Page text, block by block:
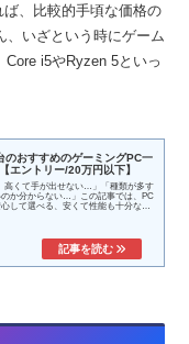
、比較的手頃な価格の
、いざという時にゲーム
i5やRyzen 5といっ
のおすすめのゲーミングPC一
エントリー/20万円以下】
高くて手が出せない…」「種類が多す
か分からない…」この記事では、PC
して選べる、安くて性能も十分なPC